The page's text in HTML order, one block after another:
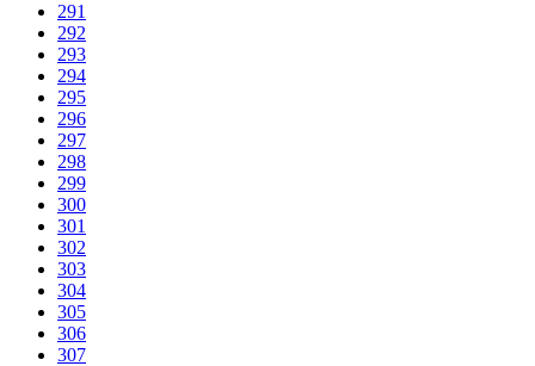
291
292
293
294
295
296
297
298
299
300
301
302
303
304
305
306
307